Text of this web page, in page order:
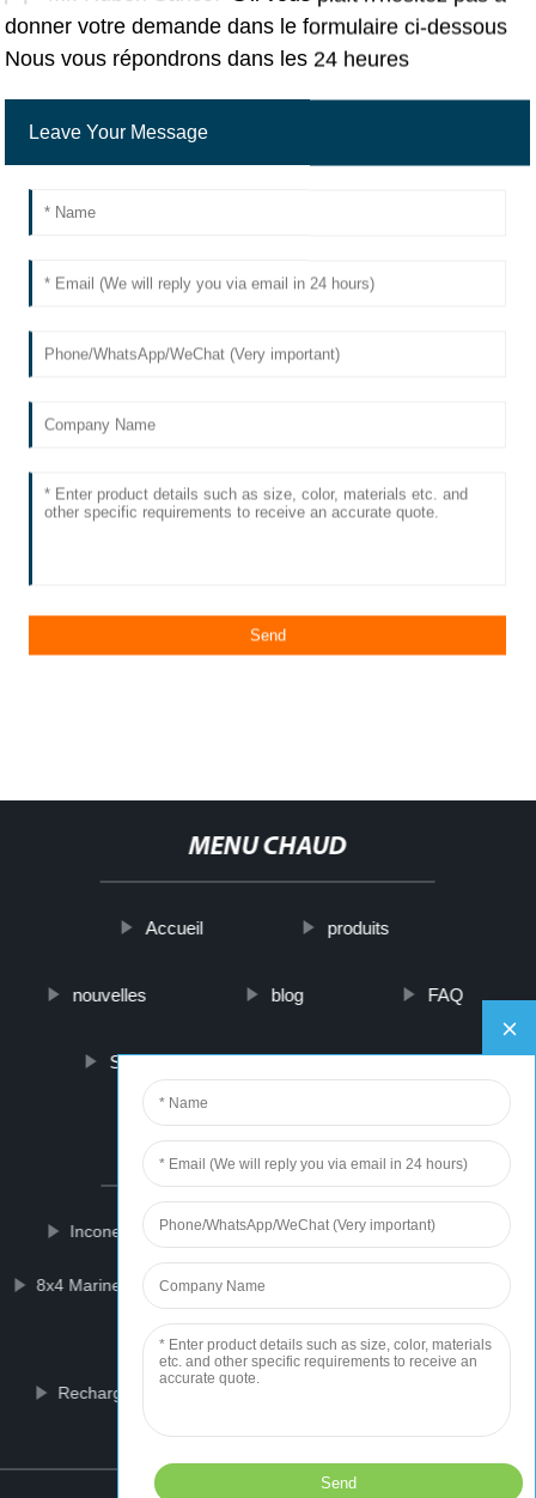
donner votre demande dans le formulaire ci-dessous
Nous vous répondrons dans les 24 heures
MENU CHAUD
Accueil produits
nouvelles blog FAQ
Sur nous contactez-nous
PARTNER COMPANY
Inconel Alloy Cold And Hot Water Booster Pump
8x4 Marine Ply Cordless Waterpik
Portable Screw Air Compressor
Rechargeable Electronic Cigarette